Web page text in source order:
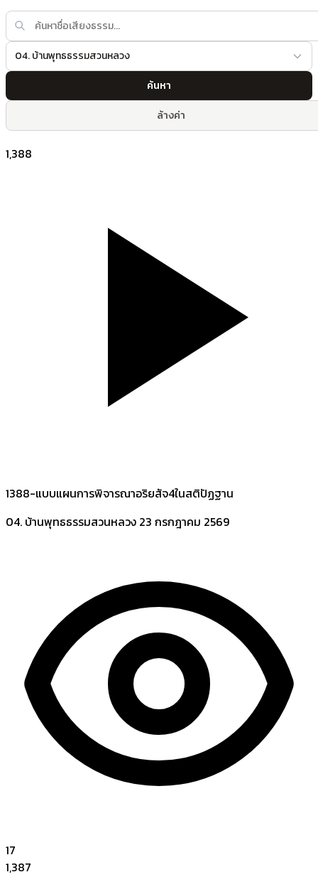
04. บ้านพุทธธรรมสวนหลวง
ค้นหา
ล้างค่า
1,388
1388-แบบแผนการพิจารณาอริยสัจ4ในสติปัฏฐาน
04. บ้านพุทธธรรมสวนหลวง 23 กรกฎาคม 2569
17
1,387